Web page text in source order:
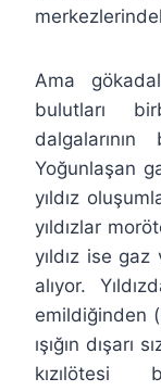
Ama
bulutları
Yoğunlaşan
yıldız
yıldızlar
yıldız ise
alıyor.
emildiğinden
ışığın dışarı
kızılötesi